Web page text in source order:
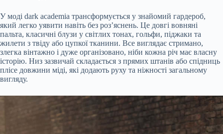
У моді dark academia трансформується у знайомий гардероб,
який легко уявити навіть без роз’яснень. Це довгі вовняні
пальта, класичні блузи у світлих тонах, гольфи, піджаки та
жилети з твіду або цупкої тканини. Все виглядає стримано,
злегка вінтажно і дуже організовано, ніби кожна річ має власну
історію. Низ зазвичай складається з прямих штанів або спідниць
плісе довжини міді, які додають руху та ніжності загальному
вигляду.